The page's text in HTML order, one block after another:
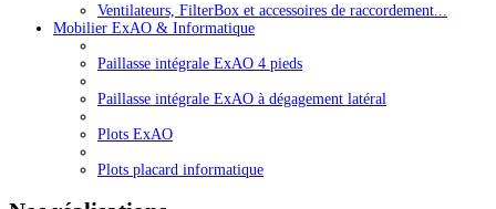
Ventilateurs, FilterBox et accessoires de raccordement...
Mobilier ExAO & Informatique
Paillasse intégrale ExAO 4 pieds
Paillasse intégrale ExAO à dégagement latéral
Plots ExAO
Plots placard informatique